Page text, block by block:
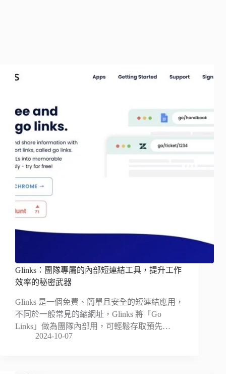
Glinks：團隊專屬的內部短連結工具，提升工作
效率的秘密武器
Glinks 是一個免費、簡單且安全的短連結應用，
不同於一般常見的縮網址，Glinks 將「Go
Links」做為團隊內部用，可輕鬆存取預先…
2024-10-07